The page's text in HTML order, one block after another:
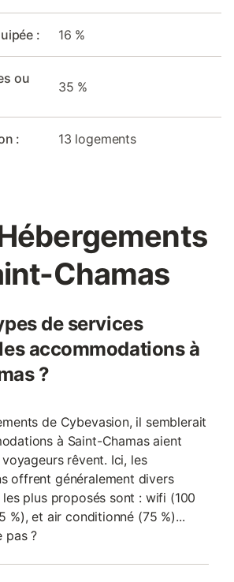
: 16 %
ou
35 %
: 13 logements
Chamas
de services
accommodations à
?
de Cybevasion, il semblerait
à Saint-Chamas aient
rêvent. Ici, les
offrent généralement divers
plus proposés sont : wifi (100
%), et air conditionné (75 %)...
pas ?